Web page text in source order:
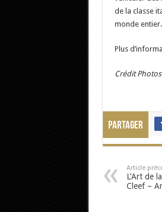
de la classe
monde entier.
Plus
Crédit
Partager
Article
L’Art de
Cleef –